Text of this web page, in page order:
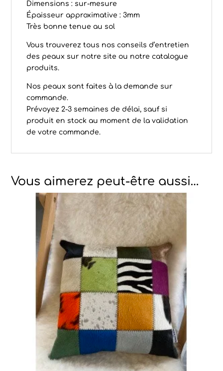
Dimensions : sur-mesure
Épaisseur approximative : 3mm
Très bonne tenue au sol
Vous trouverez tous nos conseils d’entretien
des peaux sur notre site ou notre catalogue
produits.
Nos peaux sont faites à la demande sur
commande.
Prévoyez 2-3 semaines de délai, sauf si
produit en stock au moment de la validation
de votre commande.
Vous aimerez peut-être aussi…